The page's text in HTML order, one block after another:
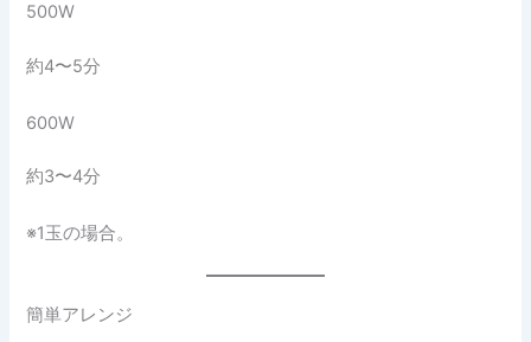
500W
約4〜5分
600W
約3〜4分
※1玉の場合。
簡単アレンジ